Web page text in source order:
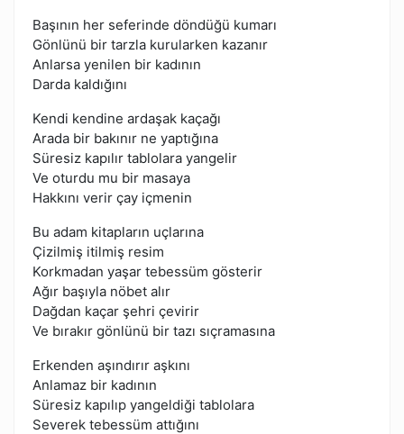
Başının her seferinde döndüğü kumarı
Gönlünü bir tarzla kurularken kazanır
Anlarsa yenilen bir kadının
Darda kaldığını
Kendi kendine ardaşak kaçağı
Arada bir bakınır ne yaptığına
Süresiz kapılır tablolara yangelir
Ve oturdu mu bir masaya
Hakkını verir çay içmenin
Bu adam kitapların uçlarına
Çizilmiş itilmiş resim
Korkmadan yaşar tebessüm gösterir
Ağır başıyla nöbet alır
Dağdan kaçar şehri çevirir
Ve bırakır gönlünü bir tazı sıçramasına
Erkenden aşındırır aşkını
Anlamaz bir kadının
Süresiz kapılıp yangeldiği tablolara
Severek tebessüm attığını